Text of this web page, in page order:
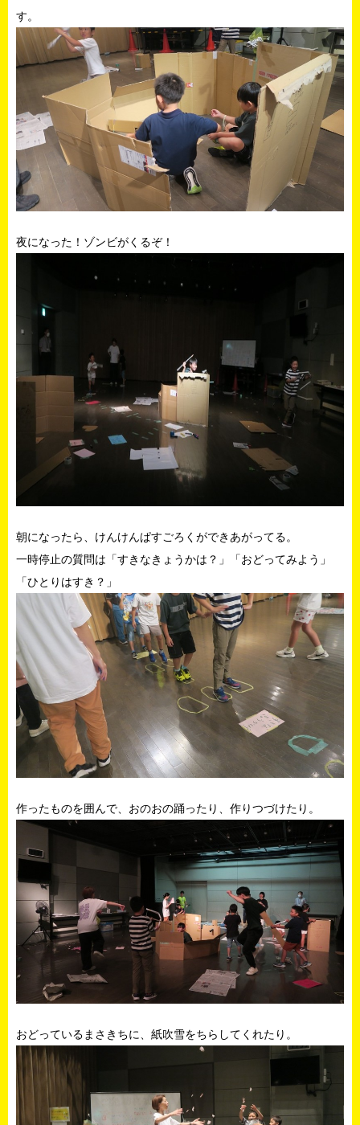
す。
夜になった！ゾンビがくるぞ！
朝になったら、けんけんぱすごろくができあがってる。
一時停止の質問は「すきなきょうかは？」「おどってみよう」
「ひとりはすき？」
作ったものを囲んで、おのおの踊ったり、作りつづけたり。
おどっているまさきちに、紙吹雪をちらしてくれたり。